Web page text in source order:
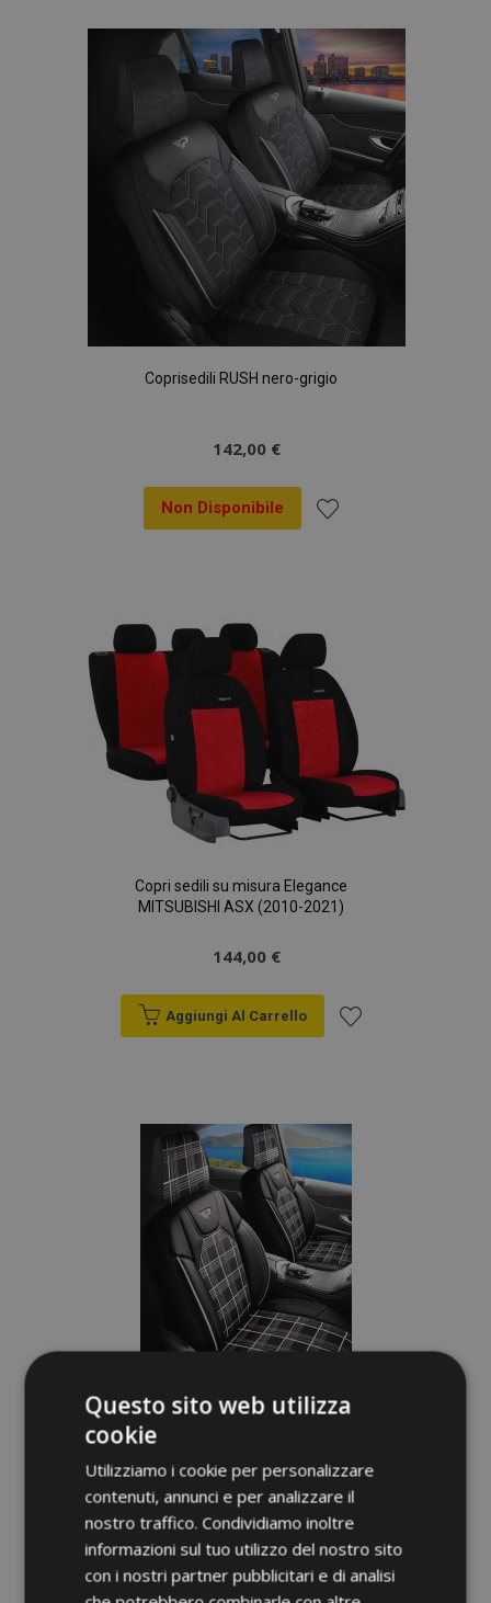
lista
desideri
Coprisedili RUSH nero-grigio
142,00 €
Non Disponibile
lista
desideri
Copri sedili su misura Elegance
MITSUBISHI ASX (2010-2021)
144,00 €
Aggiungi Al Carrello
lista
desideri
Coprisedili FETHIYE nero-bianco
149,00 €
Questo sito web utilizza
cookie
Utilizziamo i cookie per personalizzare
contenuti, annunci e per analizzare il
nostro traffico. Condividiamo inoltre
informazioni sul tuo utilizzo del nostro sito
con i nostri partner pubblicitari e di analisi